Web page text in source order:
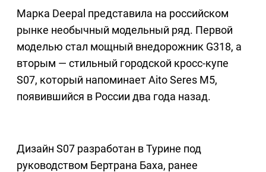
Марка Deepal представила на российском
рынке необычный модельный ряд. Первой
моделью стал мощный внедорожник G318, а
вторым — стильный городской кросс-купе
S07, который напоминает Aito Seres M5,
появившийся в России два года назад.
Дизайн S07 разработан в Турине под
руководством Бертрана Баха, ранее